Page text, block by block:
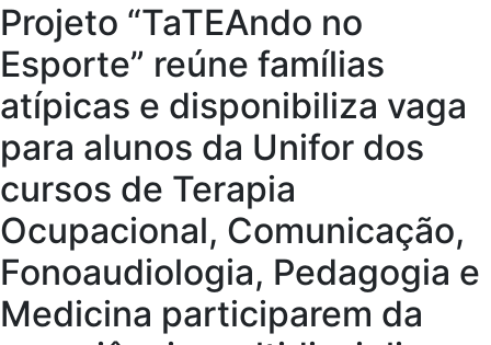
Projeto “TaTEAndo no
Esporte” reúne famílias
atípicas e disponibiliza vaga
para alunos da Unifor dos
cursos de Terapia
Ocupacional, Comunicação,
Fonoaudiologia, Pedagogia e
Medicina participarem da